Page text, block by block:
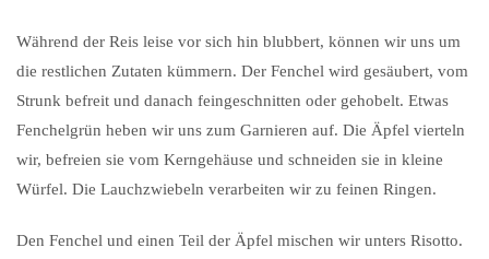
Während der Reis leise vor sich hin blubbert, können wir uns um
die restlichen Zutaten kümmern. Der Fenchel wird gesäubert, vom
Strunk befreit und danach feingeschnitten oder gehobelt. Etwas
Fenchelgrün heben wir uns zum Garnieren auf. Die Äpfel vierteln
wir, befreien sie vom Kerngehäuse und schneiden sie in kleine
Würfel. Die Lauchzwiebeln verarbeiten wir zu feinen Ringen.
Den Fenchel und einen Teil der Äpfel mischen wir unters Risotto.